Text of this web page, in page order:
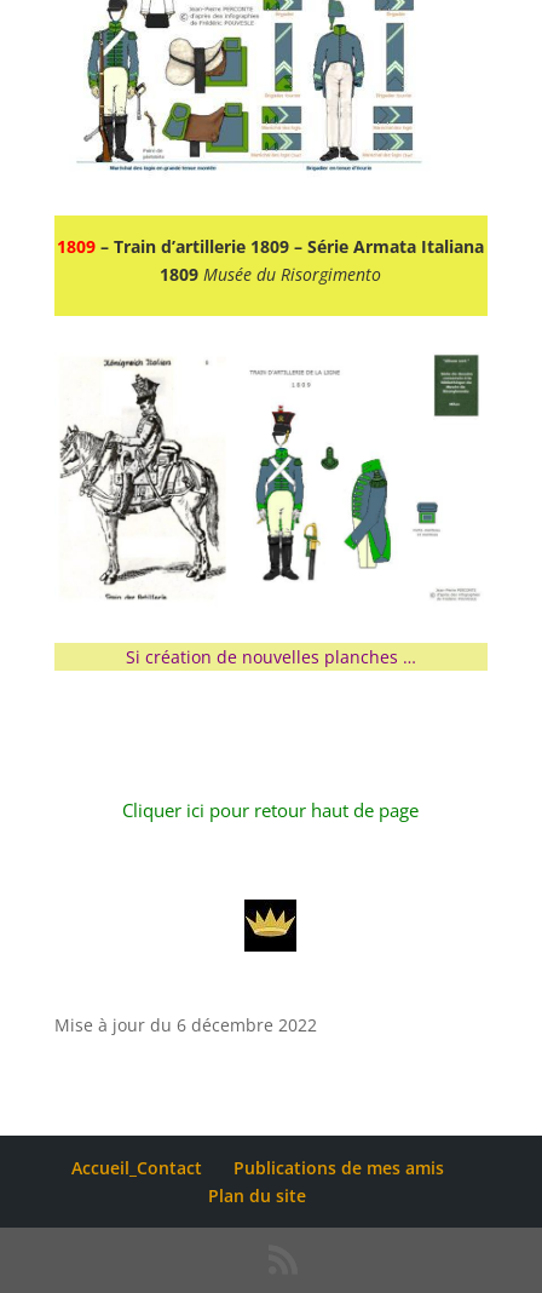
1809– Train d’artillerie 1809 – Série Armata Italiana
1809Musée du Risorgimento
Si création de nouvelles planches …
Cliquer ici pour retour haut de page
Mise à jour du 6 décembre 2022
Accueil_Contact
Publications de mes amis
Plan du site